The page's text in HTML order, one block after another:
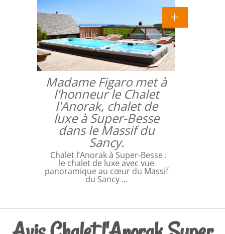
Madame Figaro met à
l'honneur le Chalet
l'Anorak, chalet de
luxe à Super-Besse
dans le Massif du
Sancy.
Chalet l’Anorak à Super-Besse :
le chalet de luxe avec vue
panoramique au cœur du Massif
du Sancy …